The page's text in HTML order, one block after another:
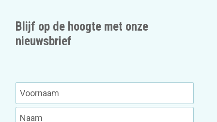
Blijf op de hoogte met onze
nieuwsbrief